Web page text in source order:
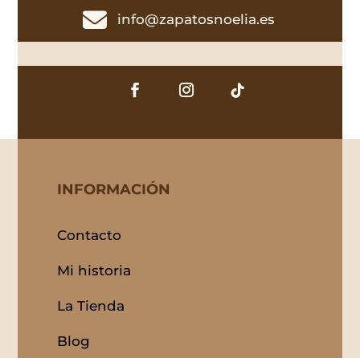
 info@zapatosnoelia.es
INFORMACIÓN
Contacto
Mi historia
La Tienda
Blog